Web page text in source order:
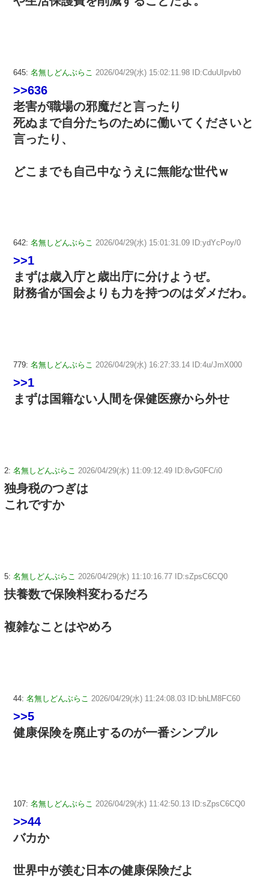
645: 名無しどんぶらこ 2026/04/29(水) 15:02:11.98 ID:CduUIpvb0
>>636
老害が職場の邪魔だと言ったり
死ぬまで自分たちのために働いてくださいと
言ったり、
どこまでも自己中なうえに無能な世代ｗ
642: 名無しどんぶらこ 2026/04/29(水) 15:01:31.09 ID:ydYcPoy/0
>>1
まずは歳入庁と歳出庁に分けようぜ。
財務省が国会よりも力を持つのはダメだわ。
779: 名無しどんぶらこ 2026/04/29(水) 16:27:33.14 ID:4u/JmX000
>>1
まずは国籍ない人間を保健医療から外せ
2: 名無しどんぶらこ 2026/04/29(水) 11:09:12.49 ID:8vG0FC/i0
独身税のつぎは
これですか
5: 名無しどんぶらこ 2026/04/29(水) 11:10:16.77 ID:sZpsC6CQ0
扶養数で保険料変わるだろ
複雑なことはやめろ
44: 名無しどんぶらこ 2026/04/29(水) 11:24:08.03 ID:bhLM8FC60
>>5
健康保険を廃止するのが一番シンプル
107: 名無しどんぶらこ 2026/04/29(水) 11:42:50.13 ID:sZpsC6CQ0
>>44
バカか
世界中が羨む日本の健康保険だよ